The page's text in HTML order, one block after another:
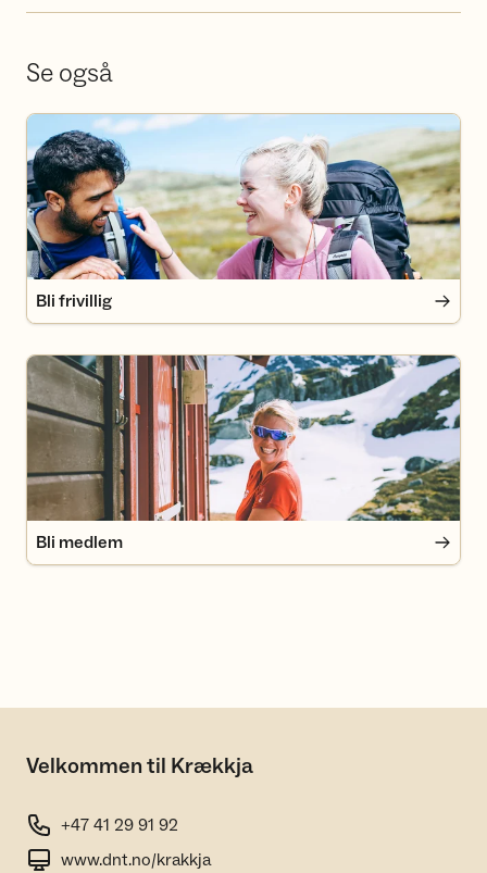
Se også
Bli frivillig
Bli frivillig
Bli medlem
Bli medlem
Velkommen til Krækkja
+47 41 29 91 92
www.dnt.no/krakkja